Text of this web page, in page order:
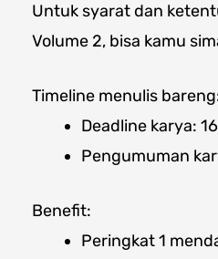
Untuk syarat dan
Volume 2, bisa kamu
Timeline menulis
Deadline karya:
Pengumuman
Benefit:
Peringkat 1